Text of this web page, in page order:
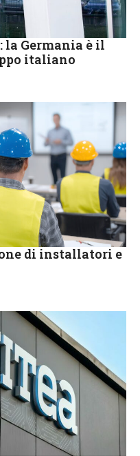
la Germania è il
italiano
di installatori e